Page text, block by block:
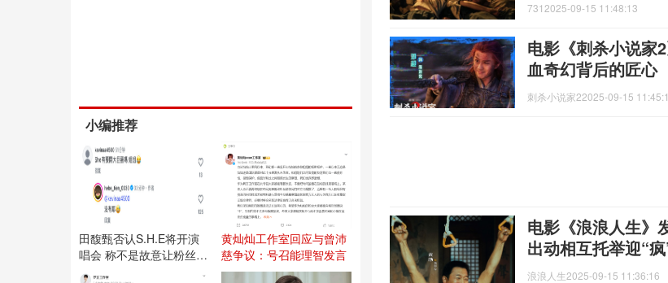
小编推荐
田馥甄否认S.H.E将开演
唱会 称不是故意让粉丝失
望
黄灿灿工作室回应与曾沛
慈争议：号召能理智发言
731 2025-09-15 11:48:13
电影《刺杀小说家
血奇幻背后的匠心
刺杀小说家22025-09-15
电影《浪浪人生》
出动相互托举迎“
浪浪人生2025-09-15 11:36:16